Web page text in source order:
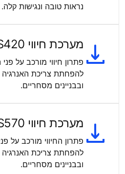
נראות טובה ונגישות קלה.
מערכת חיווי KONE KSS420
פתרון חיווי מורכב על
להפחתת צריכת האנרגיה
ובבניינים מסחריים.
מערכת חיווי KONE KSS570
פתרון החיווי מורכב על
להפחתת צריכת האנרגיה
ובבניינים מסחריים.